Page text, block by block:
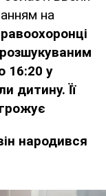
на
16:20 у
дитину. Її
народився